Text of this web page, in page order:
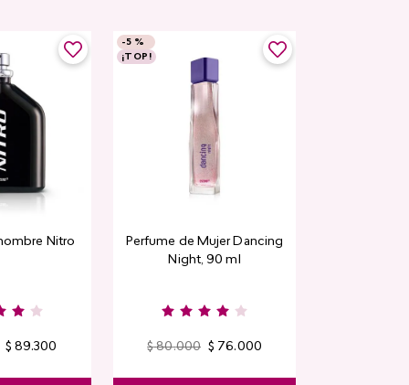
Nitro
$ 89.300
-5 %
¡TOP!
Perfume de Mujer Dancing
Night, 90 ml
$ 80.000 $ 76.000